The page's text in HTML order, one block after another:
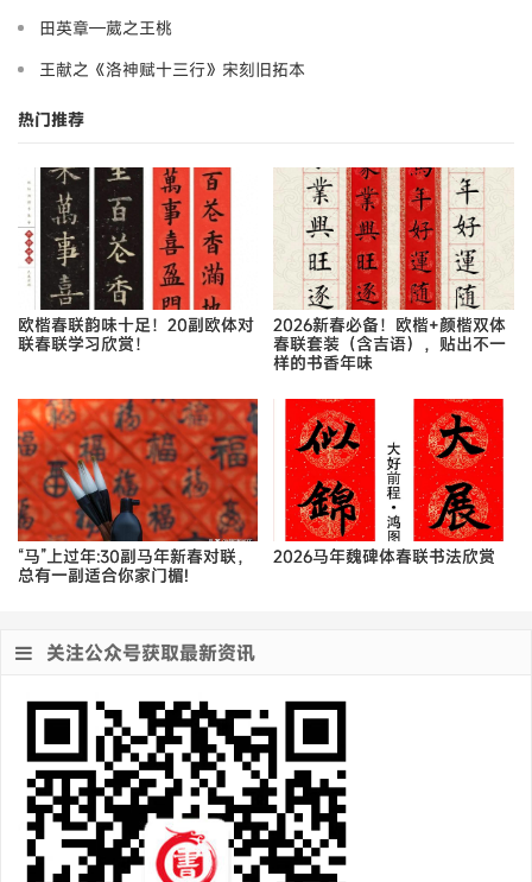
田英章—葳之王桃
王献之《洛神赋十三行》宋刻旧拓本
热门推荐
欧楷春联韵味十足！20副欧体对
联春联学习欣赏！
2026新春必备！欧楷+颜楷双体
春联套装（含吉语），贴出不一
样的书香年味
“马”上过年:30副马年新春对联，
总有一副适合你家门楣!
2026马年魏碑体春联书法欣赏
关注公众号获取最新资讯